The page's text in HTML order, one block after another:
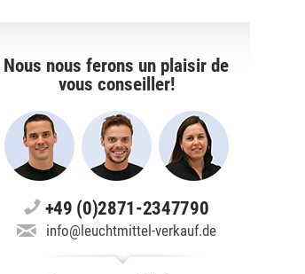
Nous nous ferons un plaisir de
vous conseiller!
+49 (0)2871-2347790
info@leuchtmittel-verkauf.de